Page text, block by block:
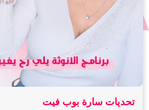
تحديات سارة بوب فيت